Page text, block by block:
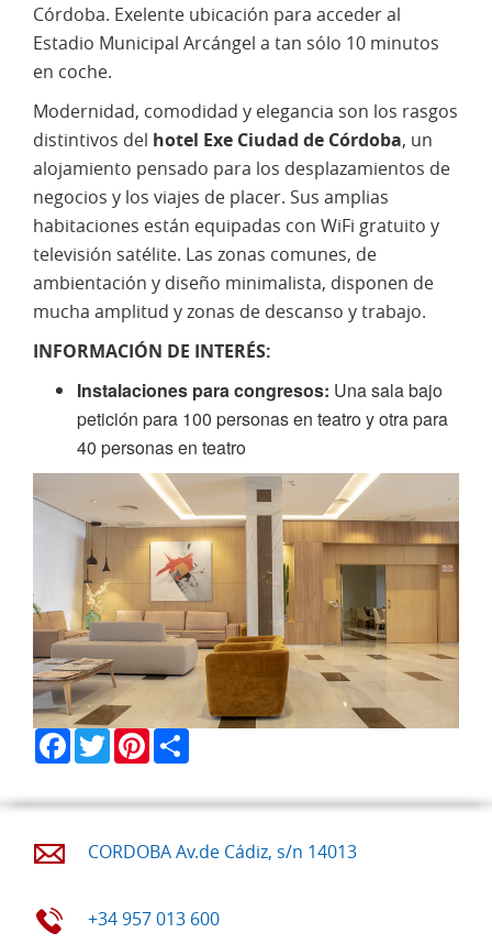
Córdoba. Exelente ubicación para acceder al
Estadio Municipal Arcángel a tan sólo 10 minutos
en coche.
Modernidad, comodidad y elegancia son los rasgos
distintivos del hotel Exe Ciudad de Córdoba, un
alojamiento pensado para los desplazamientos de
negocios y los viajes de placer. Sus amplias
habitaciones están equipadas con WiFi gratuito y
televisión satélite. Las zonas comunes, de
ambientación y diseño minimalista, disponen de
mucha amplitud y zonas de descanso y trabajo.
INFORMACIÓN DE INTERÉS:
Instalaciones para congresos: Una sala bajo
petición para 100 personas en teatro y otra para
40 personas en teatro
Facebook
TwitterPinterest
Share
CORDOBA Av.de Cádiz, s/n 14013
+34 957 013 600